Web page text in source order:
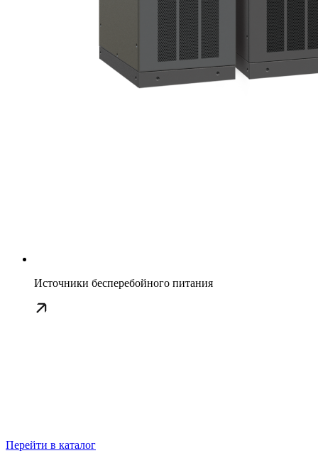
Источники бесперебойного питания
Перейти в каталог